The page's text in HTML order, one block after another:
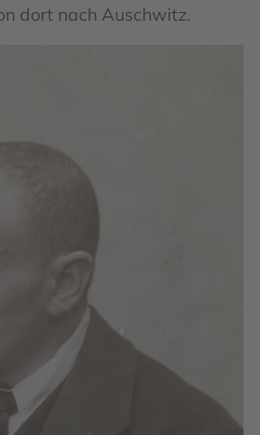
dort nach Auschwitz.